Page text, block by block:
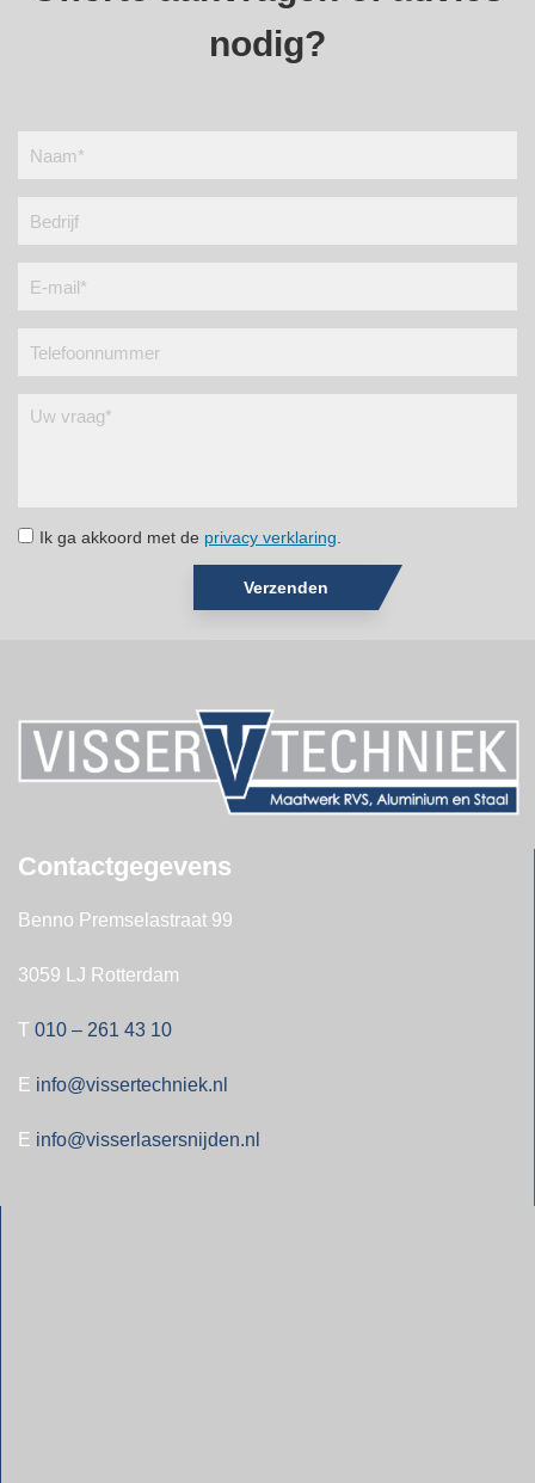
nodig?
Ik ga akkoord met de privacy verklaring
Verzenden
Contactgegevens
Benno Premselastraat 99
3059 LJ Rotterdam
T 010 – 261 43 10
E info@vissertechniek.nl
E info@visserlasersnijden.nl